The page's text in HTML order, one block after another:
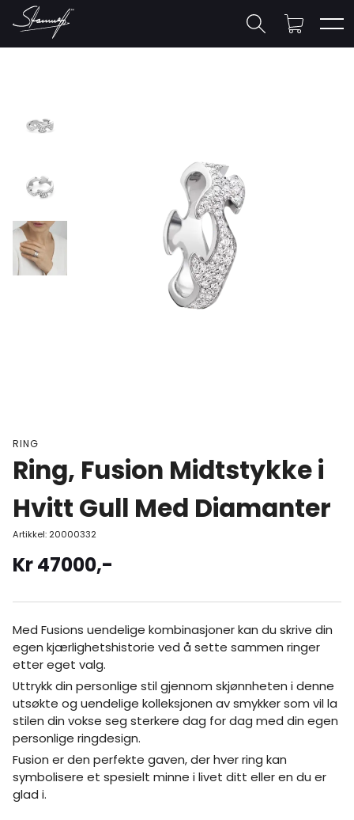
RING
Ring, Fusion Midtstykke i
Hvitt Gull Med Diamanter
Artikkel: 20000332
Kr47000,-
Med Fusions uendelige kombinasjoner kan du skrive din
egen kjærlighetshistorie ved å sette sammen ringer
etter eget valg.
Uttrykk din personlige stil gjennom skjønnheten i denne
utsøkte og uendelige kolleksjonen av smykker som vil la
stilen din vokse seg sterkere dag for dag med din egen
personlige ringdesign.
Fusion er den perfekte gaven, der hver ring kan
symbolisere et spesielt minne i livet ditt eller en du er
glad i.